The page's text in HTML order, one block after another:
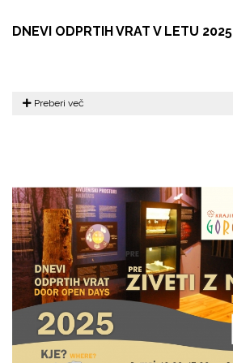
DNEVI ODPRTIH VRAT V LETU 2025
Preberi več